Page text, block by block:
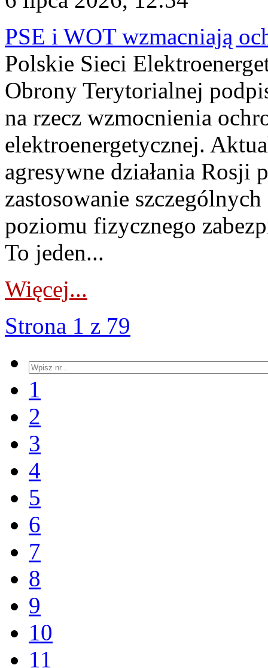
PSE i WOT wzmacniają
Polskie Sieci
Obrony Terytorialnej
na rzecz wzmocnienia
elektroenergetycznej.
agresywne działania Rosji
zastosowanie
poziomu fizycznego
To jeden...
Więcej...
Strona 1 z 79
1
2
3
4
5
6
7
8
9
10
11